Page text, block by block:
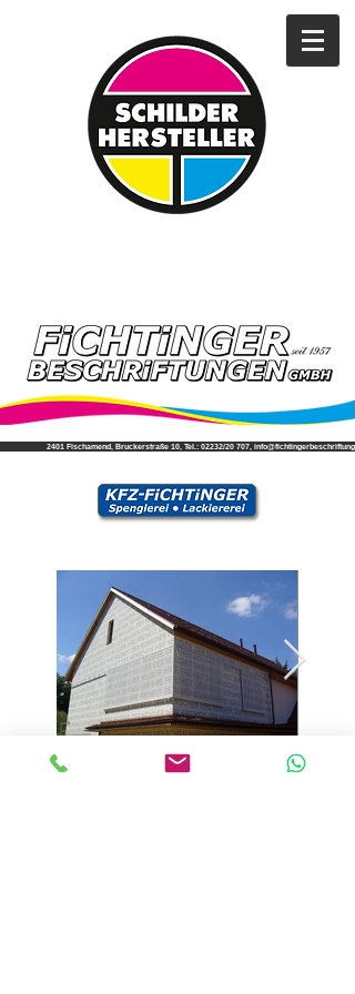
2401 Fischamend, Bruckerstraße 10, Tel.: 02232/20 707,